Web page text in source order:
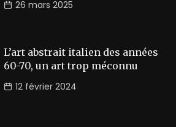
26 mars 2025
L’art abstrait italien des années
60-70, un art trop méconnu
12 février 2024